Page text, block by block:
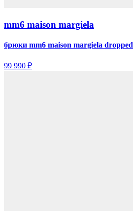
mm6 maison margiela
брюки mm6 maison margiela
99 990 ₽